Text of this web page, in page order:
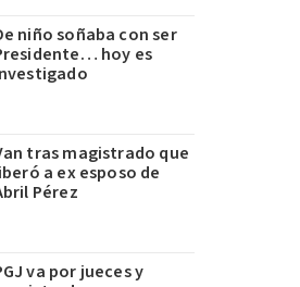
niño soñaba con ser
hoy es
tras magistrado que
a ex esposo de
Pérez
va por jueces y